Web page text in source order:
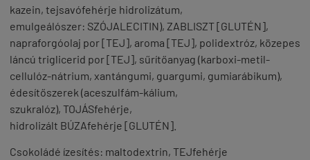
kazein, tejsavófehérje hidrolizátum,
emulgeálószer: SZÓJALECITIN), ZABLISZT [GLUTÉN],
napraforgóolaj por [TEJ], aroma [TEJ], polidextróz, közepes
láncú triglicerid por [TEJ], sűrítőanyag (karboxi-metil-
cellulóz-nátrium, xantángumi, guargumi, gumiarábikum),
édesítőszerek (aceszulfám-kálium,
szukralóz), TOJÁSfehérje,
hidrolizált BÚZAfehérje [GLUTÉN].
Csokoládé ízesítés: maltodextrin, TEJfehérje